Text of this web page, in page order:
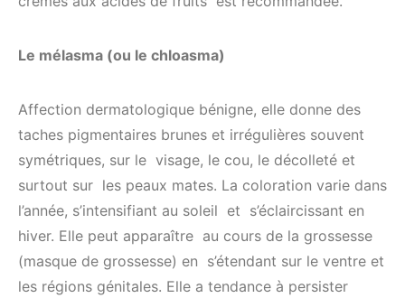
Le mélasma (ou le chloasma)
Affection dermatologique bénigne, elle donne des
taches pigmentaires brunes et irrégulières souvent
symétriques, sur le visage, le cou, le décolleté et
surtout sur les peaux mates. La coloration varie dans
l’année, s’intensifiant au soleil et s’éclaircissant en
hiver. Elle peut apparaître au cours de la grossesse
(masque de grossesse) en s’étendant sur le ventre et
les régions génitales. Elle a tendance à persister